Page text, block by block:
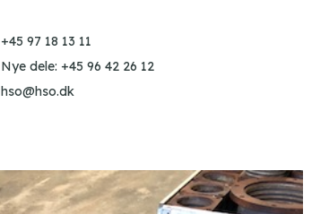
+45 97 18 13 11
Nye dele: +45 96 42 26 12
hso@hso.dk